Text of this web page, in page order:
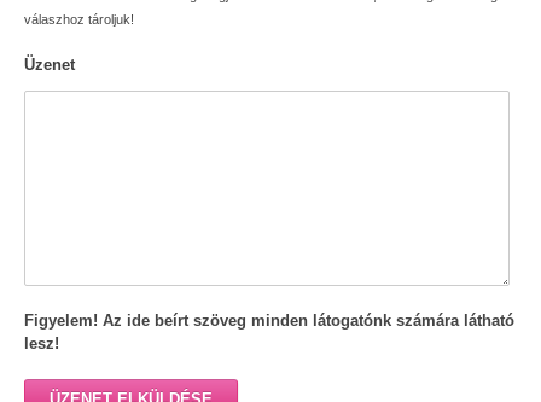
válaszhoz tároljuk!
Üzenet
Figyelem! Az ide beírt szöveg minden látogatónk számára látható
lesz!